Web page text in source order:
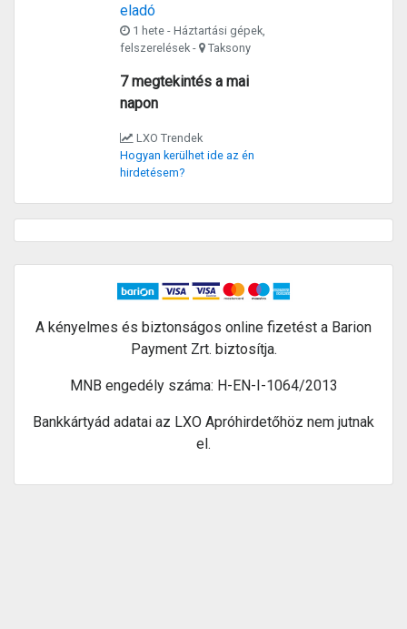
eladó
1 hete - Háztartási gépek,
felszerelések -
Taksony
7 megtekintés a mai
napon
LXO Trendek
Hogyan kerülhet ide az én
hirdetésem?
A kényelmes és biztonságos online fizetést a Barion
Payment Zrt. biztosítja.
MNB engedély száma: H-EN-I-1064/2013
Bankkártyád adatai az LXO Apróhirdetőhöz nem jutnak
el.